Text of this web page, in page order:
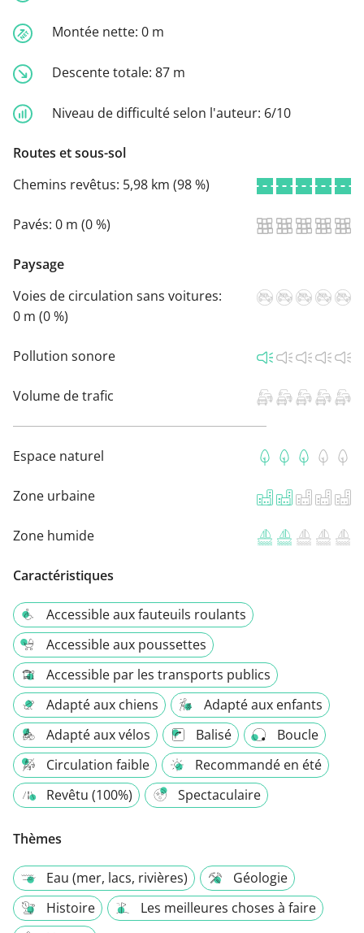
Montée nette: 0 m
Descente totale: 87 m
Niveau de difficulté selon l'auteur: 6/10
Routes et sous-sol
Chemins revêtus: 5,98 km (98 %)
Pavés: 0 m (0 %)
Paysage
Voies de circulation sans voitures:
0 m (0 %)
Pollution sonore
Volume de trafic
Espace naturel
Zone urbaine
Zone humide
Caractéristiques
Accessible aux fauteuils roulants
Accessible aux poussettes
Accessible par les transports publics
Adapté aux chiens
Adapté aux enfants
Adapté aux vélos
Balisé
Boucle
Circulation faible
Recommandé en été
Revêtu (100%)
Spectaculaire
Thèmes
Eau (mer, lacs, rivières)
Géologie
Histoire
Les meilleures choses à faire